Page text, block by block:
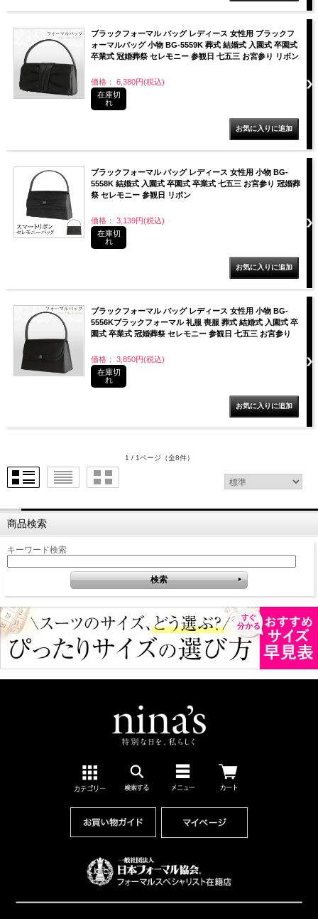
ブラックフォーマル バッグ レディース 女性用 ブラックフ
ォーマルバッグ 小物 BG-5559K 葬式 結婚式 入園式 卒園式
卒業式 冠婚葬祭 セレモニー 参観日 七五三 お宮参り リボン
価格： 6,380円(税込)
在庫切
れ
ブラックフォーマル バッグ レディース 女性用 小物 BG-
5558K 結婚式 入園式 卒園式 卒業式 七五三 お宮参り 冠婚葬
祭 セレモニー 参観日 リボン
価格： 3,139円(税込)
在庫切
れ
ブラックフォーマル バッグ レディース 女性用 小物 BG-
5556Kブラックフォーマル 礼服 喪服 葬式 結婚式 入園式 卒
園式 卒業式 冠婚葬祭 セレモニー 参観日 七五三 お宮参り
価格： 3,850円(税込)
在庫切
れ
1 / 1ページ （全8件）
商品検索
キーワード検索